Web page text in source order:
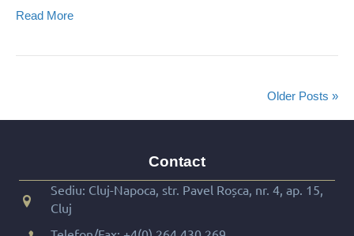
Read More
Older Posts »
Contact
Sediu: Cluj-Napoca, str. Pavel Roșca, nr. 4, ap. 15,
Cluj